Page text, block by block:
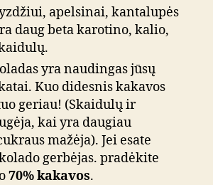
apelsinai, kantalupės
daug beta karotino, kalio,
yra naudingas jūsų
Kuo didesnis kakavos
geriau! (Skaidulų ir
kai yra daugiau
mažėja). Jei esate
gerbėjas. pradėkite
70% kakavos.